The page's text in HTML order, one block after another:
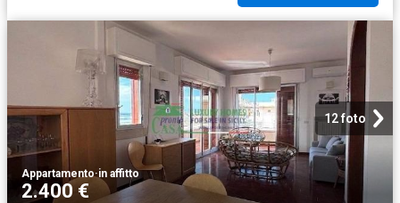
12 foto
Appartamento·in affitto
2.400 €